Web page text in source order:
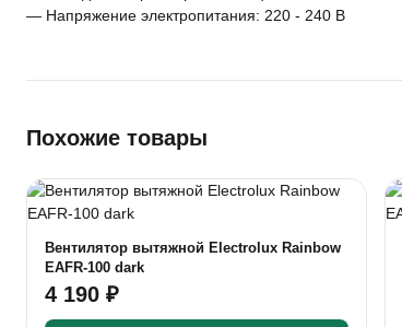
— Напряжение электропитания: 220 - 240 В
Похожие товары
Вентилятор вытяжной Electrolux Rainbow
EAFR-100 dark
4 190 ₽